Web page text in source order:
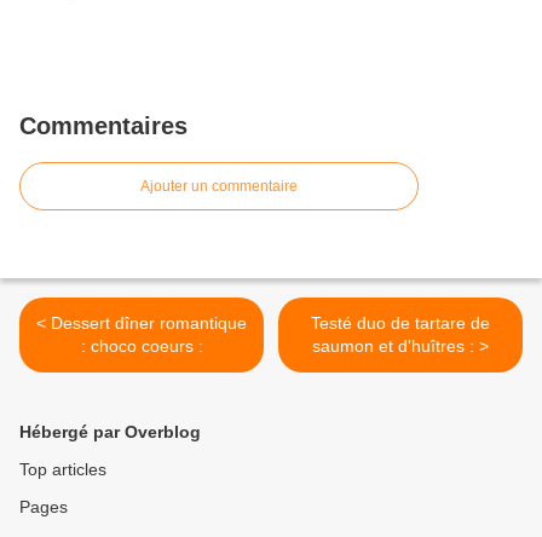
Commentaires
Ajouter un commentaire
< Dessert dîner romantique
: choco coeurs :
Testé duo de tartare de
saumon et d'huîtres : >
Hébergé par Overblog
Top articles
Pages